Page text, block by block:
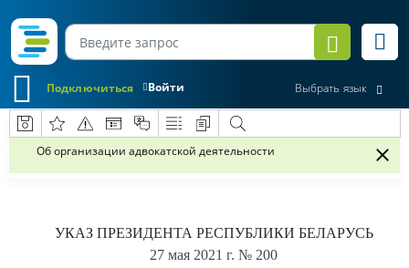
Войти
Подключиться Выбрать язык
Об организации адвокатской деятельности
УКАЗ ПРЕЗИДЕНТА РЕСПУБЛИКИ БЕЛАРУСЬ
27 мая 2021 г. № 200